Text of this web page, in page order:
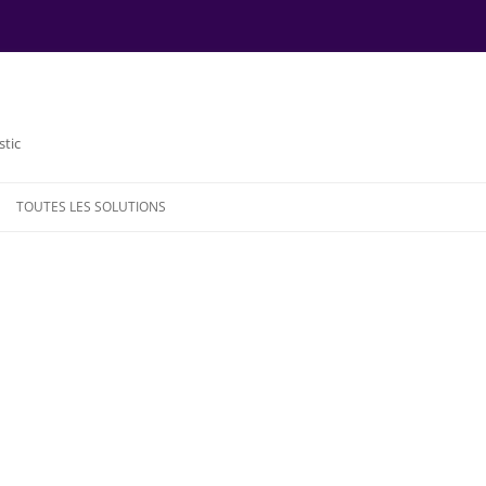
TOUTES LES SOLUTIONS